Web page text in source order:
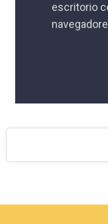
escritorio